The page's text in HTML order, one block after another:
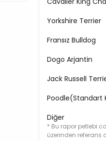
Tavuk Yağı
Deve Dikeni
Şifalı
Mg/kg)
Analiz Tablosu
Yağ &18,0
Nem %10,0
Yorkshire Terrier
Fransız Bulldog
Dogo Arjantin
Jack Russell
Poodle(Standart
Diğer
* Bu rapor
üzerinden referans